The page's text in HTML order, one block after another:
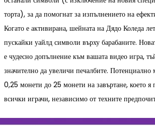
торта), за да помогнат за изпълнението на
Когато е активирана, шейната на Дядо Коледа
пускайки уайлд символи върху барабаните.
е чудесно допълнение към вашата видео игра,
значително да увеличи печалбите. Потенциално
0,25 монети до 25 монети на завъртане, което я
всички играчи, независимо от техните